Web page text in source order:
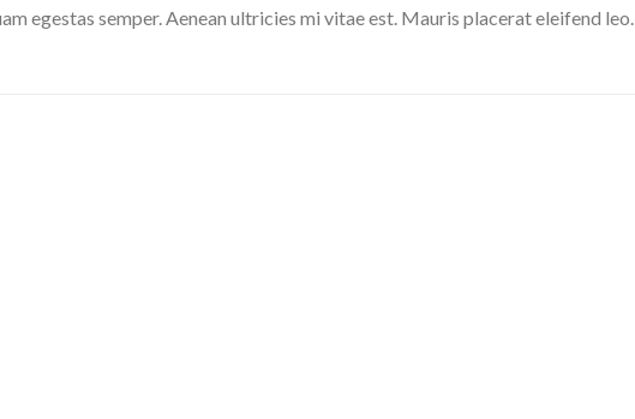
egestas semper. Aenean ultricies mi vitae est. Mauris placerat eleifend leo.